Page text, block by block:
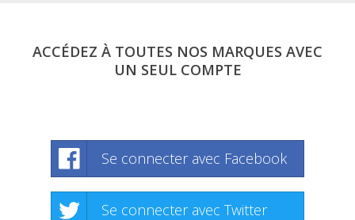
ACCÉDEZ À TOUTES NOS MARQUES AVEC
UN SEUL COMPTE
Se connecter avec Facebook
Se connecter avec Twitter